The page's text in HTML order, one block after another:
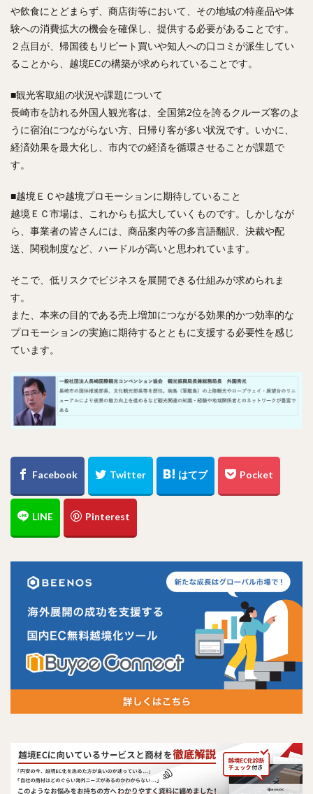
や飲食にとどまらず、商店街等において、その地域の特産品や体
験への消費拡大の機会を確保し、提供する必要があることです。
２点目が、帰国後もリピート買いや知人への口コミが派生してい
ることから、越境ECの構築が求められていることです。
■観光客取組の状況や課題について
長崎市を訪れる外国人観光客は、全国第2位を誇るクルーズ客のよ
うに宿泊につながらない方、日帰り客が多い状況です。いかに、
経済効果を最大化し、市内での経済を循環させることが課題で
す。
■越境ＥＣや越境プロモーションに期待していること
越境ＥＣ市場は、これからも拡大していくものです。しかしなが
ら、事業者の皆さんには、商品案内等の多言語翻訳、決裁や配
送、関税制度など、ハードルが高いと思われています。
そこで、低リスクでビジネスを展開できる仕組みが求められま
す。
また、本来の目的である売上増加につながる効果的かつ効率的な
プロモーションの実施に期待するとともに支援する必要性を感じ
ています。